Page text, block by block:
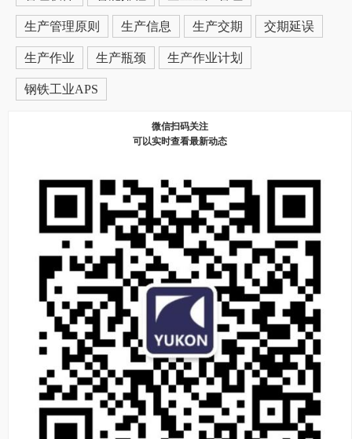
生产管理原则 生产信息 生产交期 交期延误
生产作业 生产瓶颈 生产作业计划
钢铁工业APS
微信扫码关注
可以实时查看最新动态